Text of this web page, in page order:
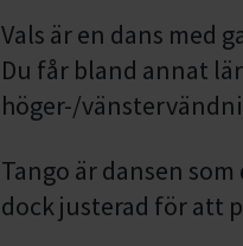
Vals är en dans med
Du får bland annat
höger-/
Tango är dansen
dock justerad för att